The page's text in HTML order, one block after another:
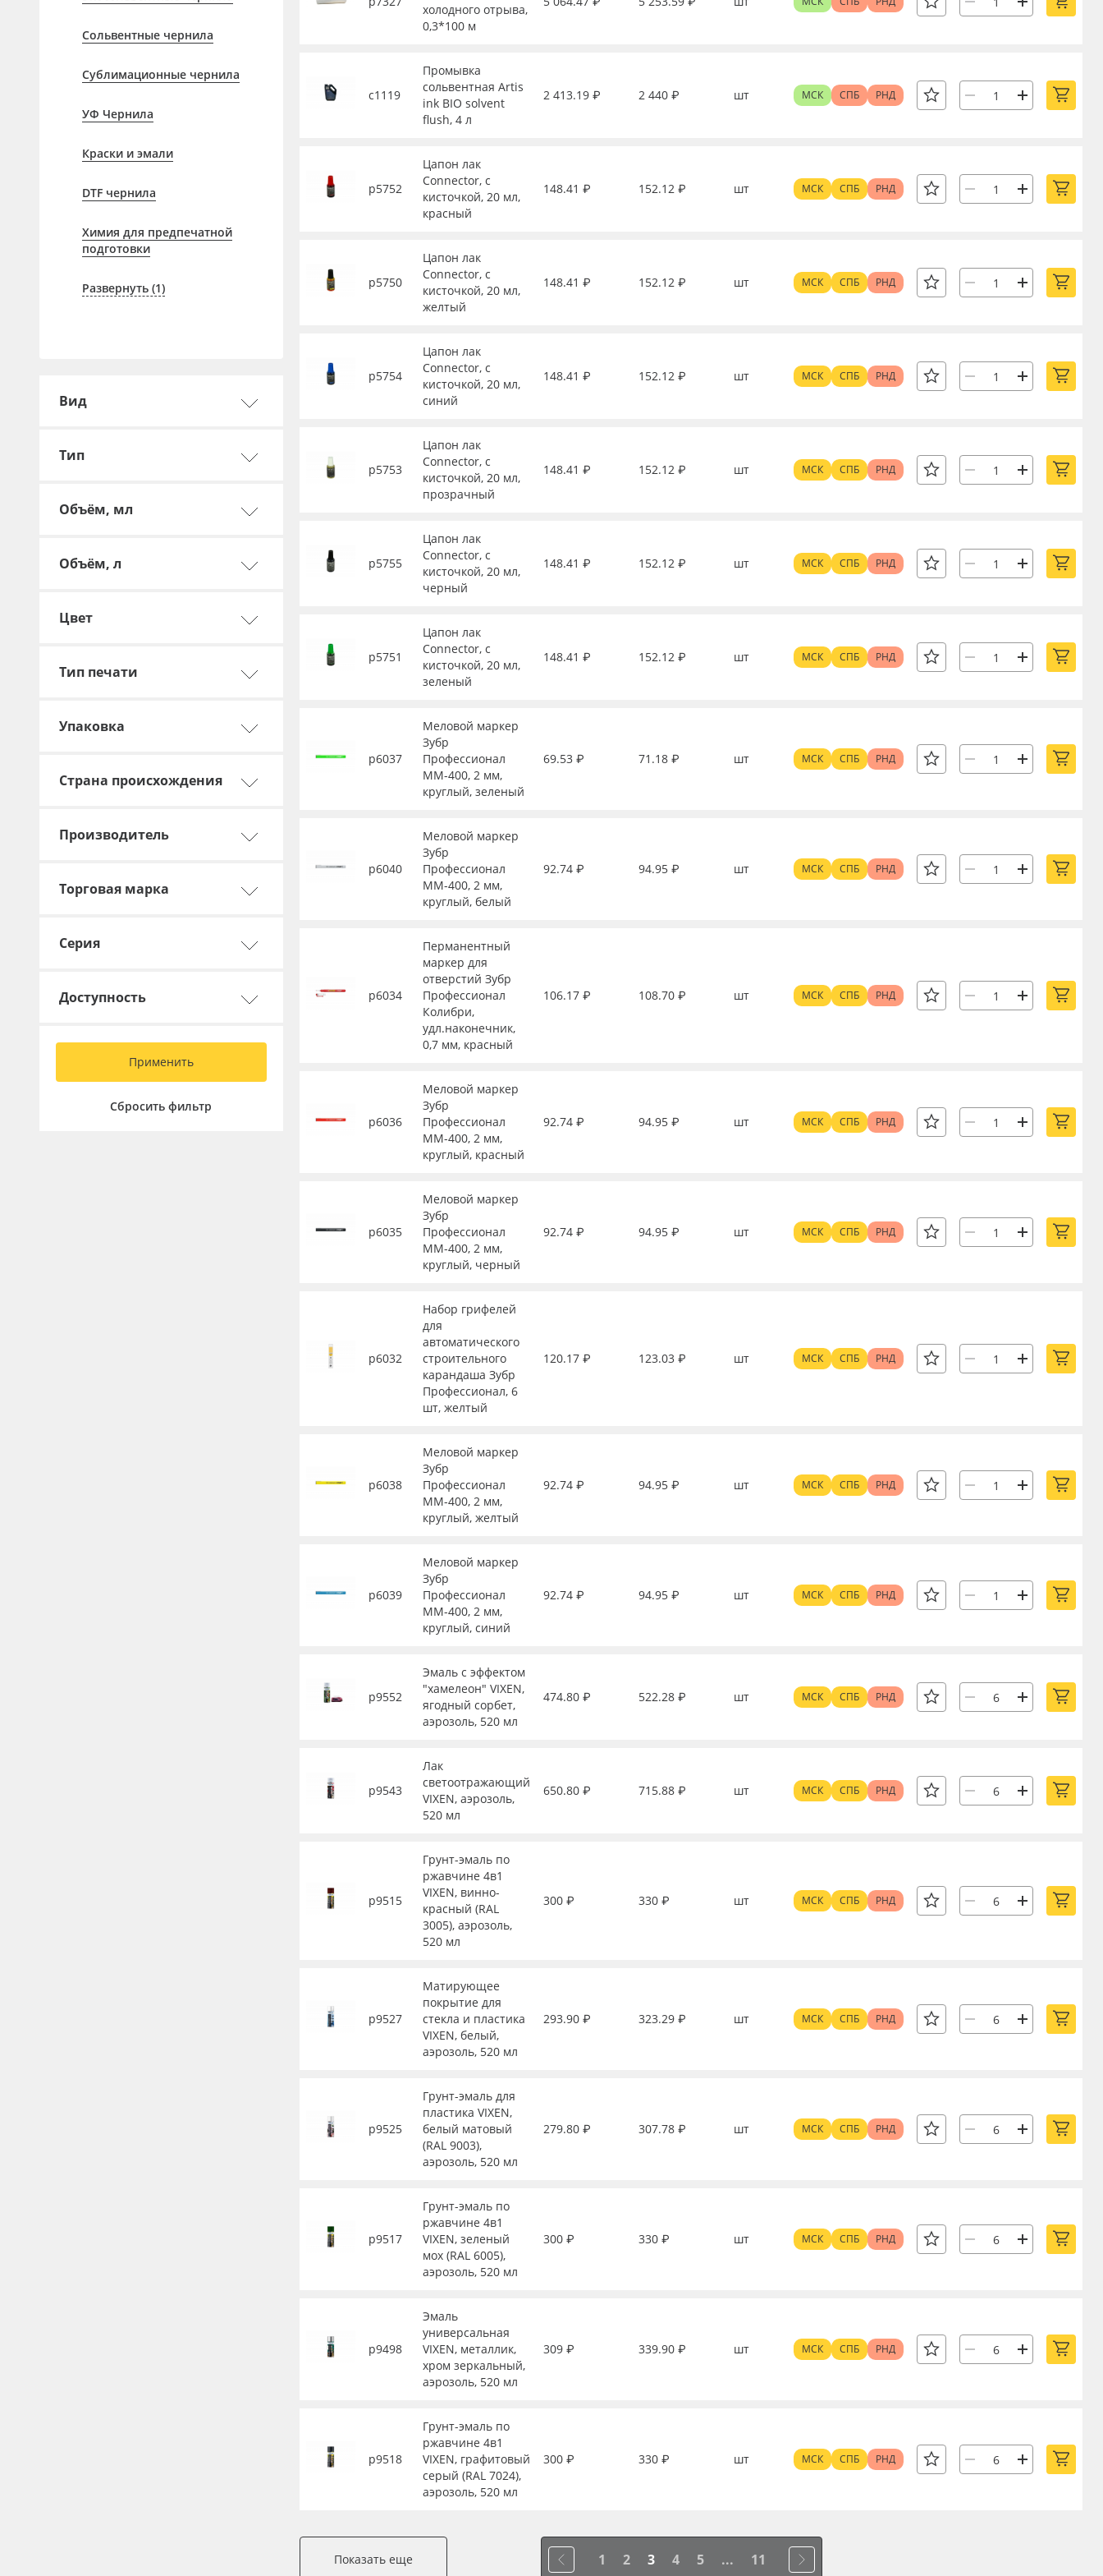
Сублимация и термотрансфер
Упаковочные материалы
Оборудование и инструмент
Orajet 3640
ПЭТ листовой
Сольвентные чернила
Сублимационные чернила
УФ Чернила
Краски и эмали
DTF чернила
Химия для предпечатной
подготовки
Развернуть (1)
Вид
Тип
Объём, мл
Объём, л
Цвет
Тип печати
Упаковка
Страна происхождения
Производитель
Торговая марка
Серия
Доступность
Применить
Сбросить фильтр
холодного отрыва,
0,3*100 м
с1119
Промывка
сольвентная Artis
ink BIO solvent
flush, 4 л
2 413.19 ₽ 2 440 ₽ шт МСК СПБ РНД
р5752
Цапон лак
Connector, с
кисточкой, 20 мл,
красный
148.41 ₽ 152.12 ₽ шт МСК СПБ РНД
р5750
Цапон лак
Connector, с
кисточкой, 20 мл,
желтый
148.41 ₽ 152.12 ₽ шт МСК СПБ РНД
р5754
Цапон лак
Connector, с
кисточкой, 20 мл,
синий
148.41 ₽ 152.12 ₽ шт МСК СПБ РНД
р5753
Цапон лак
Connector, с
кисточкой, 20 мл,
прозрачный
148.41 ₽ 152.12 ₽ шт МСК СПБ РНД
р5755
Цапон лак
Connector, с
кисточкой, 20 мл,
черный
148.41 ₽ 152.12 ₽ шт МСК СПБ РНД
р5751
Цапон лак
Connector, с
кисточкой, 20 мл,
зеленый
148.41 ₽ 152.12 ₽ шт МСК СПБ РНД
р6037
Меловой маркер
Зубр
Профессионал
ММ-400, 2 мм,
круглый, зеленый
69.53 ₽ 71.18 ₽ шт МСК СПБ РНД
р6040
Меловой маркер
Зубр
Профессионал
ММ-400, 2 мм,
круглый, белый
92.74 ₽ 94.95 ₽ шт МСК СПБ РНД
р6034
Перманентный
маркер для
отверстий Зубр
Профессионал
Колибри,
удл.наконечник,
0,7 мм, красный
106.17 ₽ 108.70 ₽ шт МСК СПБ РНД
р6036
Меловой маркер
Зубр
Профессионал
ММ-400, 2 мм,
круглый, красный
92.74 ₽ 94.95 ₽ шт МСК СПБ РНД
р6035
Меловой маркер
Зубр
Профессионал
ММ-400, 2 мм,
круглый, черный
92.74 ₽ 94.95 ₽ шт МСК СПБ РНД
р6032
Набор грифелей
для
автоматического
строительного
карандаша Зубр
Профессионал, 6
шт, желтый
120.17 ₽ 123.03 ₽ шт МСК СПБ РНД
р6038
Меловой маркер
Зубр
Профессионал
ММ-400, 2 мм,
круглый, желтый
92.74 ₽ 94.95 ₽ шт МСК СПБ РНД
р6039
Меловой маркер
Зубр
Профессионал
ММ-400, 2 мм,
круглый, синий
92.74 ₽ 94.95 ₽ шт МСК СПБ РНД
р9552
Эмаль с эффектом
"хамелеон" VIXEN,
ягодный сорбет,
аэрозоль, 520 мл
474.80 ₽ 522.28 ₽ шт МСК СПБ РНД
р9543
Лак
светоотражающий
VIXEN, аэрозоль,
520 мл
650.80 ₽ 715.88 ₽ шт МСК СПБ РНД
р9515
Грунт-эмаль по
ржавчине 4в1
VIXEN, винно-
красный (RAL
3005), аэрозоль,
520 мл
300 ₽ 330 ₽ шт МСК СПБ РНД
р9527
Матирующее
покрытие для
стекла и пластика
VIXEN, белый,
аэрозоль, 520 мл
293.90 ₽ 323.29 ₽ шт МСК СПБ РНД
р9525
Грунт-эмаль для
пластика VIXEN,
белый матовый
(RAL 9003),
аэрозоль, 520 мл
279.80 ₽ 307.78 ₽ шт МСК СПБ РНД
р9517
Грунт-эмаль по
ржавчине 4в1
VIXEN, зеленый
мох (RAL 6005),
аэрозоль, 520 мл
300 ₽ 330 ₽ шт МСК СПБ РНД
р9498
Эмаль
универсальная
VIXEN, металлик,
хром зеркальный,
аэрозоль, 520 мл
309 ₽ 339.90 ₽ шт МСК СПБ РНД
р9518
Грунт-эмаль по
ржавчине 4в1
VIXEN, графитовый
серый (RAL 7024),
аэрозоль, 520 мл
300 ₽ 330 ₽ шт МСК СПБ РНД
Показать еще 1 2 3 4 5 ... 11